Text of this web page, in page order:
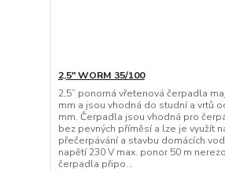
2,5" WORM 35/100
2,5” ponorná vřetenová čerpadla
mm a jsou vhodná do studní a vrtů
mm. Čerpadla jsou vhodná pro
bez pevných příměsí a lze je využít
přečerpávání a stavbu domácích
napětí 230 V max. ponor 50 m
čerpadla připo...